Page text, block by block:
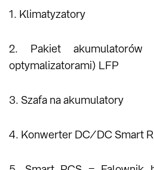
1. Klimatyzatory
2. Pakiet akumulatorów
optymalizatorami) LFP
3. Szafa na akumulatory
4. Konwerter DC/DC Smart